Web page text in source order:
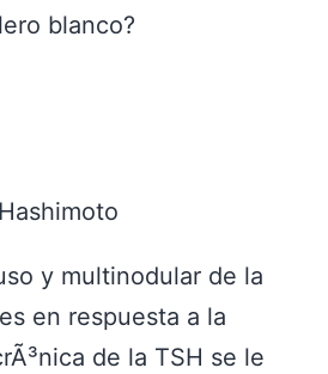
blanco?
y multinodular de la
en respuesta a la
de la TSH se le